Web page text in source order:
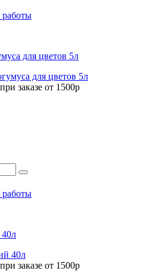
работы
для цветов 5л
заказе от 1500р
работы
заказе от 1500р